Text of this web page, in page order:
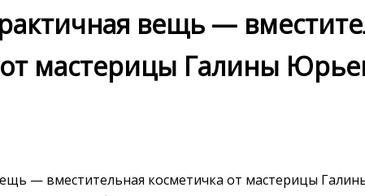
вещь —
от мастерицы Галины
— вместительная косметичка от мастерицы